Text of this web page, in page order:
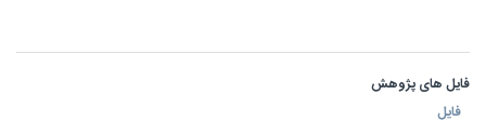
فایل های پژوهش
فایل